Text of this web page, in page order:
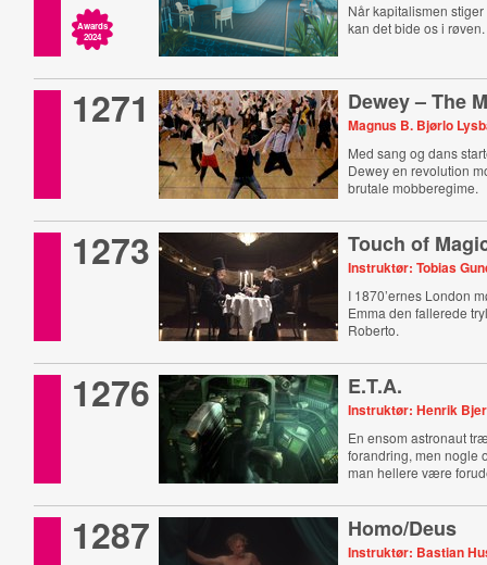
Awards
2024
Når kapitalismen
kan det bide os i røven.
1271 Dewey – The
Magnus B. Bjørlo
Med sang og dans
Dewey en revolution
brutale mobberegime.
1273 Touch of
Instruktør: Tobias
I 1870’ernes London
Emma den fallerede
Roberto.
1276 E.T.A.
Instruktør: Henrik
En ensom astronaut
forandring, men nogle
man hellere være
1287 Homo/Deus
Instruktør: Bastian